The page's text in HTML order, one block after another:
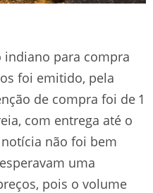
indiano para compra
foi emitido, pela
de compra foi de 1
com entrega até o
notícia não foi bem
uma
pois o volume